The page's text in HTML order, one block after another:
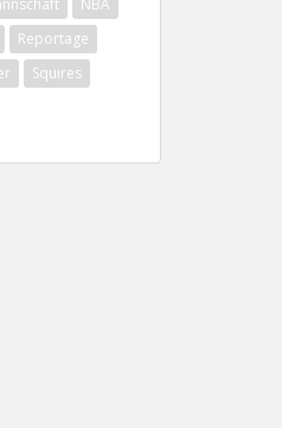
NBA
Reportage
Squires